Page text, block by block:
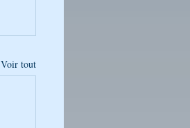
Voir tout